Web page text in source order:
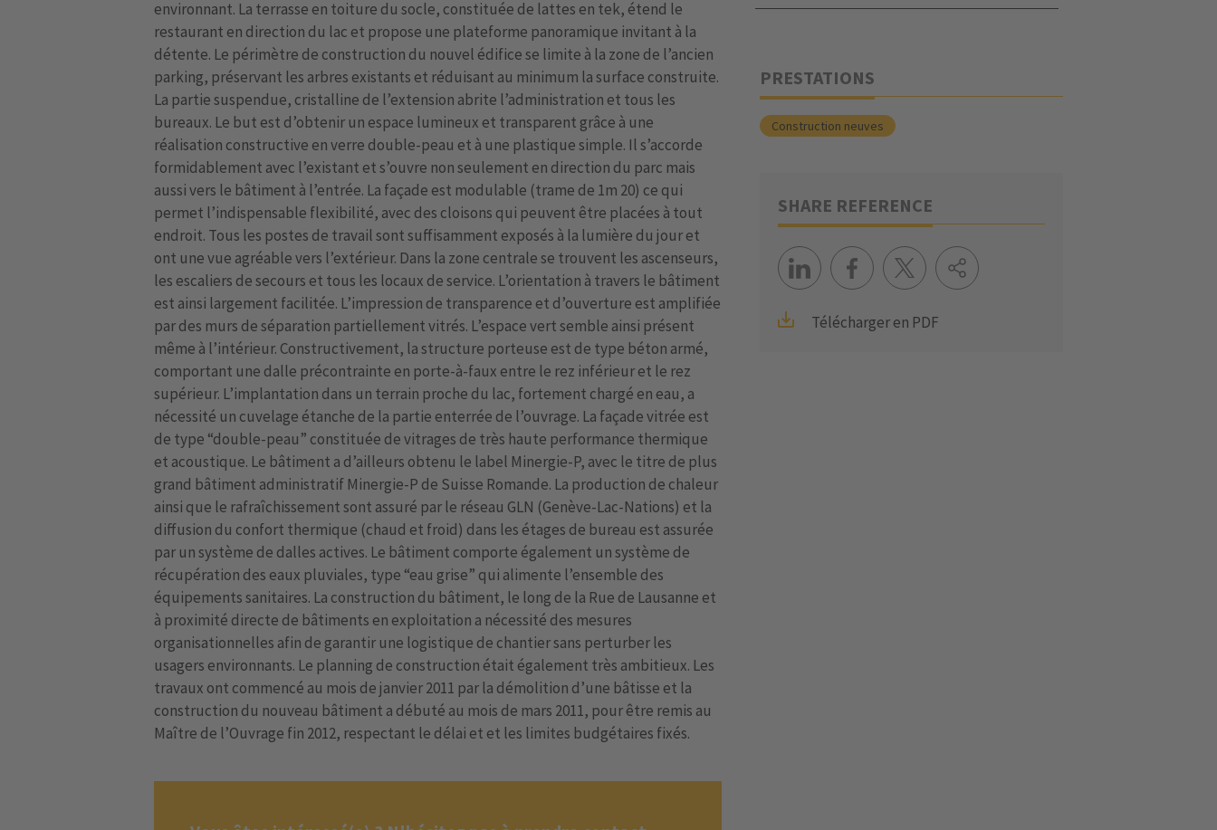
environnant. La terrasse en toiture du socle, constituée de lattes en tek, étend le
restaurant en direction du lac et propose une plateforme panoramique invitant à la
détente. Le périmètre de construction du nouvel édifice se limite à la zone de l’ancien
parking, préservant les arbres existants et réduisant au minimum la surface construite.
La partie suspendue, cristalline de l’extension abrite l’administration et tous les
bureaux. Le but est d’obtenir un espace lumineux et transparent grâce à une
réalisation constructive en verre double-peau et à une plastique simple. Il s’accorde
formidablement avec l’existant et s’ouvre non seulement en direction du parc mais
aussi vers le bâtiment à l’entrée. La façade est modulable (trame de 1m 20) ce qui
permet l’indispensable flexibilité, avec des cloisons qui peuvent être placées à tout
endroit. Tous les postes de travail sont suffisamment exposés à la lumière du jour et
ont une vue agréable vers l’extérieur. Dans la zone centrale se trouvent les ascenseurs,
les escaliers de secours et tous les locaux de service. L’orientation à travers le bâtiment
est ainsi largement facilitée. L’impression de transparence et d’ouverture est amplifiée
par des murs de séparation partiellement vitrés. L’espace vert semble ainsi présent
même à l’intérieur. Constructivement, la structure porteuse est de type béton armé,
comportant une dalle précontrainte en porte-à-faux entre le rez inférieur et le rez
supérieur. L’implantation dans un terrain proche du lac, fortement chargé en eau, a
nécessité un cuvelage étanche de la partie enterrée de l’ouvrage. La façade vitrée est
de type “double-peau” constituée de vitrages de très haute performance thermique
et acoustique. Le bâtiment a d’ailleurs obtenu le label Minergie-P, avec le titre de plus
grand bâtiment administratif Minergie-P de Suisse Romande. La production de chaleur
ainsi que le rafraîchissement sont assuré par le réseau GLN (Genève-Lac-Nations) et la
diffusion du confort thermique (chaud et froid) dans les étages de bureau est assurée
par un système de dalles actives. Le bâtiment comporte également un système de
récupération des eaux pluviales, type “eau grise” qui alimente l’ensemble des
équipements sanitaires. La construction du bâtiment, le long de la Rue de Lausanne et
à proximité directe de bâtiments en exploitation a nécessité des mesures
organisationnelles afin de garantir une logistique de chantier sans perturber les
usagers environnants. Le planning de construction était également très ambitieux. Les
travaux ont commencé au mois de janvier 2011 par la démolition d’une bâtisse et la
construction du nouveau bâtiment a débuté au mois de mars 2011, pour être remis au
Maître de l’Ouvrage fin 2012, respectant le délai et et les limites budgétaires fixés.
PRESTATIONS
Construction neuves
SHARE REFERENCE
Télécharger en PDF